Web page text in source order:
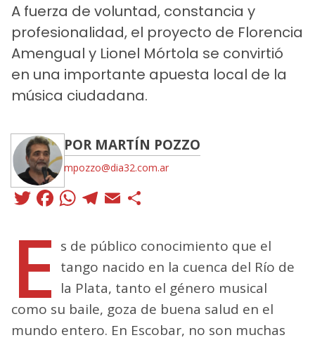
A fuerza de voluntad, constancia y
profesionalidad, el proyecto de Florencia
Amengual y Lionel Mórtola se convirtió
en una importante apuesta local de la
música ciudadana.
POR MARTÍN POZZO
mpozzo@dia32.com.ar
Twitter
Facebook
WhatsApp
Telegram
Email
E s de público conocimiento que el
tango nacido en la cuenca del Río de
la Plata, tanto el género musical
como su baile, goza de buena salud en el
mundo entero. En Escobar, no son muchas